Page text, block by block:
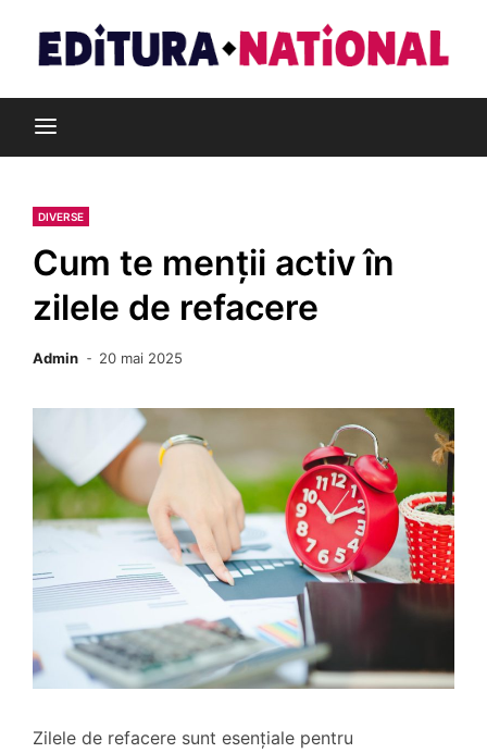
content
Editura Național
DIVERSE
Cum te menții activ în
zilele de refacere
Admin 20 mai 2025
Zilele de refacere sunt esențiale pentru